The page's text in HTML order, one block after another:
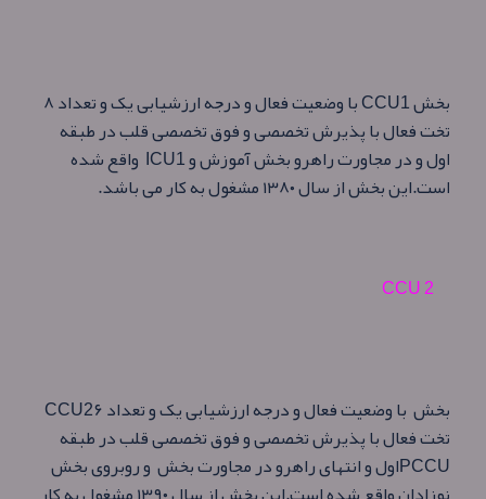
بخشCCU1
با وضعیت فعال و درجه ارزشیابی یک و تعداد ۸
تخت فعال با پذیرش تخصصی و فوق تخصصی قلب در طبقه
اول و در مجاورت راهرو بخش آموزش وICU1 واقع شده
است.این بخش از سال ۱۳۸۰ مشغول به کار می باشد.
CCU 2
بخش CCU2با وضعیت فعال و درجه ارزشیابی یک و تعداد ۶
تخت فعال با پذیرش تخصصی و فوق تخصصی قلب در طبقه
اول و انتهای راهرو در مجاورت بخشPCCU
و روبروی بخش